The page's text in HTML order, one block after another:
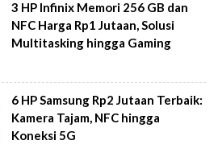
3 HP Infinix Memori 256 GB dan
NFC Harga Rp1 Jutaan, Solusi
Multitasking hingga Gaming
6 HP Samsung Rp2 Jutaan Terbaik:
Kamera Tajam, NFC hingga
Koneksi 5G